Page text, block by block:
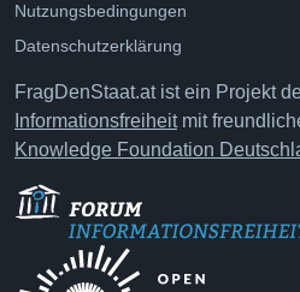
Nutzungsbedingungen
Datenschutzerklärung
FragDenStaat.at ist ein Projekt
Informationsfreiheitmit
Knowledge Foundation